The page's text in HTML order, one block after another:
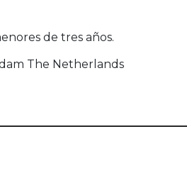
de tres años.
The Netherlands